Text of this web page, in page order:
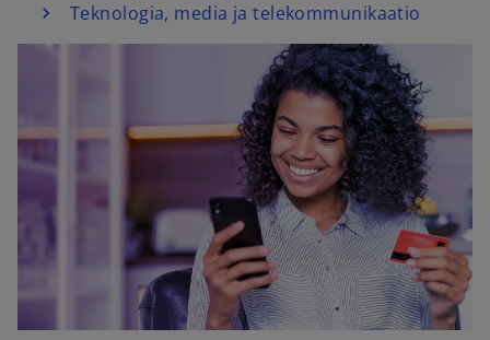
Teknologia, media ja telekommunikaatio